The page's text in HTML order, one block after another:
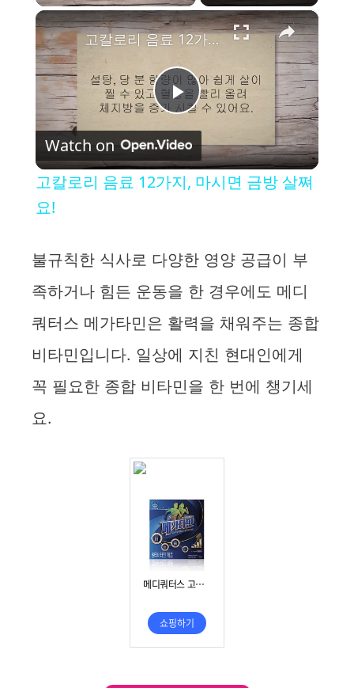
×
P
l
y
V
i
d
o
고칼로리 음료 12가지, 마시면 금방 살쪄요!
Watch on
고칼로리 음료 12가지, 마시면 금방 살쪄
요!
불규칙한 식사로 다양한 영양 공급이 부
족하거나 힘든 운동을 한 경우에도 메디
쿼터스 메가타민은 활력을 채워주는 종합
비타민입니다. 일상에 지친 현대인에게
꼭 필요한 종합 비타민을 한 번에 챙기세
요.